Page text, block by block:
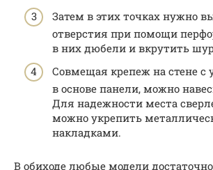
Затем в этих точках нужно
отверстия при помощи
в них дюбели и вкрутить
Совмещая крепеж на стене с
в основе панели, можно
Для надежности места
можно укрепить
накладками.
В обиходе любые модели